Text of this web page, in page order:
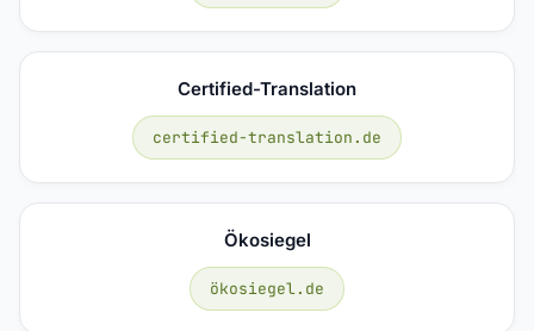
Certified-Translation
certified-translation.de
Ökosiegel
ökosiegel.de